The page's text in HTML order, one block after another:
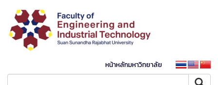
หน้าหลักมหาวิทยาลัย